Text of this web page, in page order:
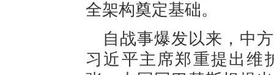
全架构奠定基础。
自战事爆发以来，中
习近平主席郑重提出维